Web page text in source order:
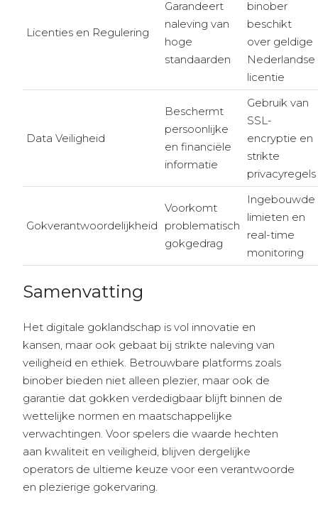
Licenties en Regulering
Garandeert
naleving van
hoge
standaarden
binober
beschikt
over geldige
Nederlandse
licentie
Data Veiligheid
Beschermt
persoonlijke
en financiële
informatie
Gebruik van
SSL-
encryptie en
strikte
privacyregels
Gokverantwoordelijkheid
Voorkomt
problematisch
gokgedrag
Ingebouwde
limieten en
real-time
monitoring
Samenvatting
Het digitale goklandschap is vol innovatie en
kansen, maar ook gebaat bij strikte naleving van
veiligheid en ethiek. Betrouwbare platforms zoals
binober bieden niet alleen plezier, maar ook de
garantie dat gokken verdedigbaar blijft binnen de
wettelijke normen en maatschappelijke
verwachtingen. Voor spelers die waarde hechten
aan kwaliteit en veiligheid, blijven dergelijke
operators de ultieme keuze voor een verantwoorde
en plezierige gokervaring.